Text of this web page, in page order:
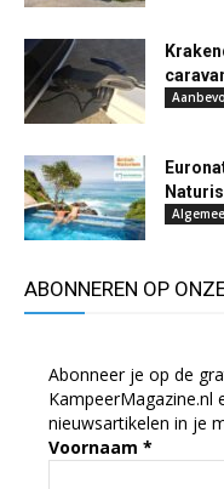
ABONNEREN OP
Abonneer je op de
KampeerMagazine.nl
nieuwsartikelen in je
Voornaam *